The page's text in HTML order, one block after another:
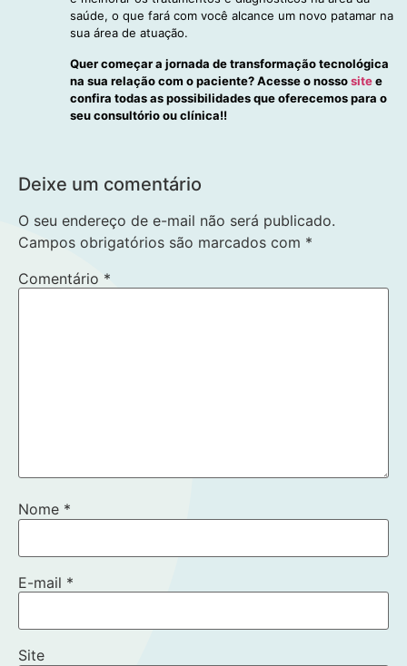
saúde, o que fará com você alcance um novo patamar na
sua área de atuação.
Quer começar a jornada de transformação tecnológica
na sua relação com o paciente? Acesse o nossositee
confira todas as possibilidades que oferecemos para o
seu consultório ou clínica!!
Deixe um comentário
O seu endereço de e-mail não será publicado.
Campos obrigatórios são marcados com *
Comentário *
Nome *
E-mail *
Site